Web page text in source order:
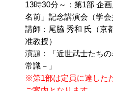
13時30分～：第1部 企
名前」記念講演会（学会
講師：尾脇 秀和 氏（京
准教授）
演題：「近世武士たち
常識－」
※第1部は定員に達した